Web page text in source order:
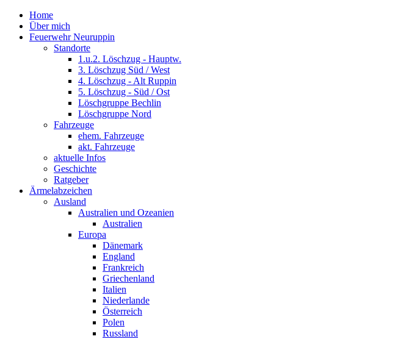
Home
Über mich
Feuerwehr Neuruppin
Standorte
1.u.2. Löschzug - Hauptw.
3. Löschzug Süd / West
4. Löschzug - Alt Ruppin
5. Löschzug - Süd / Ost
Löschgruppe Bechlin
Löschgruppe Nord
Fahrzeuge
ehem. Fahrzeuge
akt. Fahrzeuge
aktuelle Infos
Geschichte
Ratgeber
Ärmelabzeichen
Ausland
Australien und Ozeanien
Australien
Europa
Dänemark
England
Frankreich
Griechenland
Italien
Niederlande
Österreich
Polen
Russland